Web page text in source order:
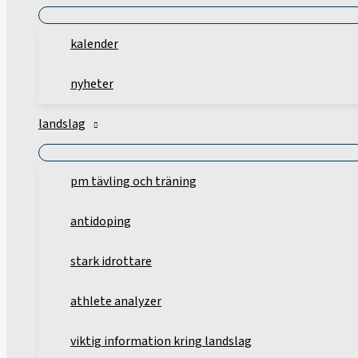
kalender
nyheter
landslag
pm tävling och träning
antidoping
stark idrottare
athlete analyzer
viktig information kring landslag